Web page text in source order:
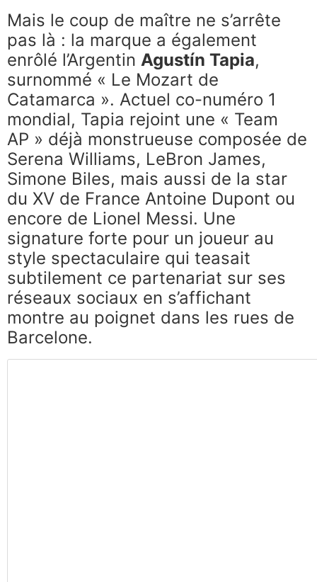
Mais le coup de maître ne s’arrête
pas là : la marque a également
enrôlé l’Argentin Agustín Tapia,
surnommé « Le Mozart de
Catamarca ». Actuel co-numéro 1
mondial, Tapia rejoint une « Team
AP » déjà monstrueuse composée de
Serena Williams, LeBron James,
Simone Biles, mais aussi de la star
du XV de France Antoine Dupont ou
encore de Lionel Messi. Une
signature forte pour un joueur au
style spectaculaire qui teasait
subtilement ce partenariat sur ses
réseaux sociaux en s’affichant
montre au poignet dans les rues de
Barcelone.